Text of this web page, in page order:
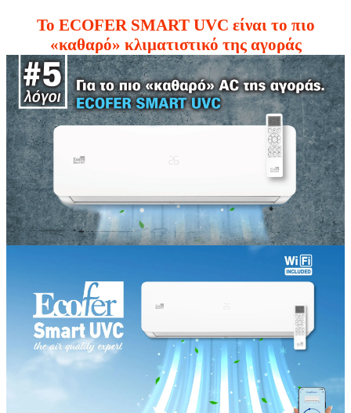
Το ECOFER SMART UVC είναι το πιο
«καθαρό» κλιματιστικό της αγοράς